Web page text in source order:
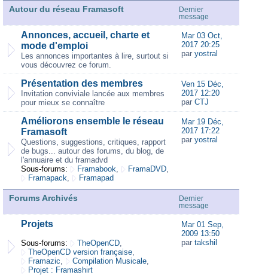
Autour du réseau Framasoft
Dernier
message
Annonces, accueil, charte et
mode d'emploi
Les annonces importantes à lire, surtout si
vous découvrez ce forum.
Mar 03 Oct,
2017 20:25
par yostral
Présentation des membres
Invitation conviviale lancée aux membres
pour mieux se connaître
Ven 15 Déc,
2017 12:20
par CTJ
Améliorons ensemble le réseau
Framasoft
Questions, suggestions, critiques, rapport
de bugs... autour des forums, du blog, de
l'annuaire et du framadvd
Sous-forums:
Framabook, FramaDVD,
Framapack, Framapad
Mar 19 Déc,
2017 17:22
par yostral
Forums Archivés
Dernier
message
Projets
Sous-forums: TheOpenCD,
TheOpenCD version française,
Framazic, Compilation Musicale,
Projet : Framashirt
Mar 01 Sep,
2009 13:50
par takshil